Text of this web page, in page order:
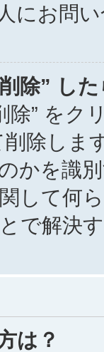
にお問
除” し
除” をク
除しま
かを識
して何
で解決
は？